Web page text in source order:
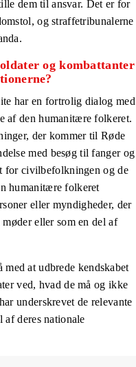
dem til ansvar. Det er for
og straffetribunalerne
og kombattanter
har en fortrolig dialog med
af den humanitære folkeret.
der kommer til Røde
med besøg til fanger og
for civilbefolkningen og de
humanitære folkeret
eller myndigheder, der
eller som en del af
at udbrede kendskabet
ved, hvad de må og ikke
underskrevet de relevante
deres nationale